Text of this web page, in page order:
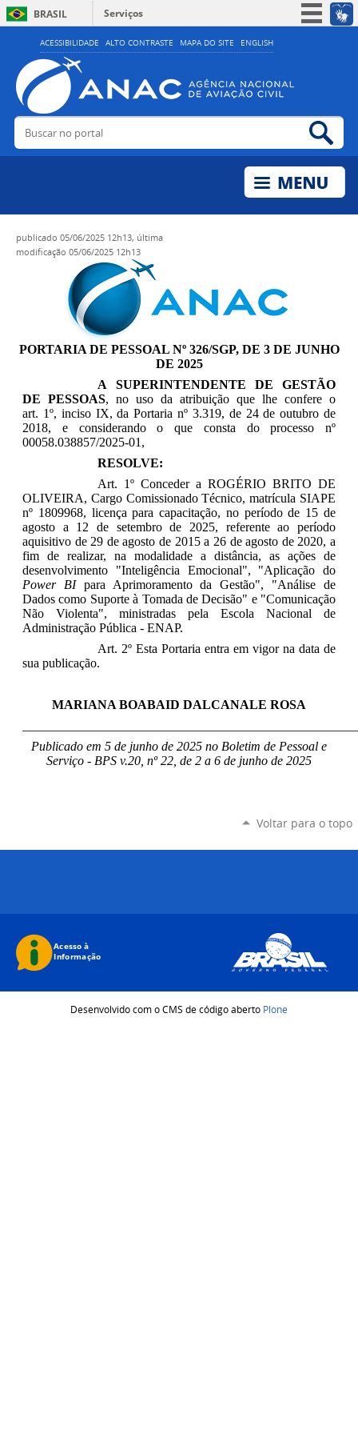
ACESSIBILIDADE ALTO CONTRASTE MAPA DO SITE ENGLISH
BRASIL
Serviços
Simplifique!
Acesso à informação
Legislação
Buscar no portal
publicado 05/06/2025 12h13, última
modificação 05/06/2025 12h13
PORTARIA DE PESSOAL Nº 326/SGP, DE 3 DE JUNHO
DE 2025
A SUPERINTENDENTE DE GESTÃO
DE PESSOAS, no uso da atribuição que lhe confere o
art. 1º, inciso IX, da Portaria nº 3.319, de 24 de outubro de
2018, e considerando o que consta do processo nº
00058.038857/2025-01,
RESOLVE:
Art. 1º Conceder a ROGÉRIO BRITO DE
OLIVEIRA, Cargo Comissionado Técnico, matrícula SIAPE
nº 1809968, licença para capacitação, no período de 15 de
agosto a 12 de setembro de 2025, referente ao período
aquisitivo de 29 de agosto de 2015 a 26 de agosto de 2020, a
fim de realizar, na modalidade a distância, as ações de
desenvolvimento "Inteligência Emocional", "Aplicação do
Power BIpara Aprimoramento da Gestão", "Análise de
Dados como Suporte à Tomada de Decisão" e "Comunicação
Não Violenta", ministradas pela Escola Nacional de
Administração Pública - ENAP.
Art. 2º Esta Portaria entra em vigor na data de
sua publicação.
MARIANA BOABAID DALCANALE ROSA
Publicado em 5 de junho de 2025 no Boletim de Pessoal e
Serviço - BPS v.20, nº 22, de 2 a 6 de junho de 2025
Voltar para o topo
Desenvolvido com o CMS de código aberto Plone